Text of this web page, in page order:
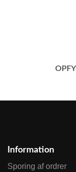
Information
Sporing af ordrer